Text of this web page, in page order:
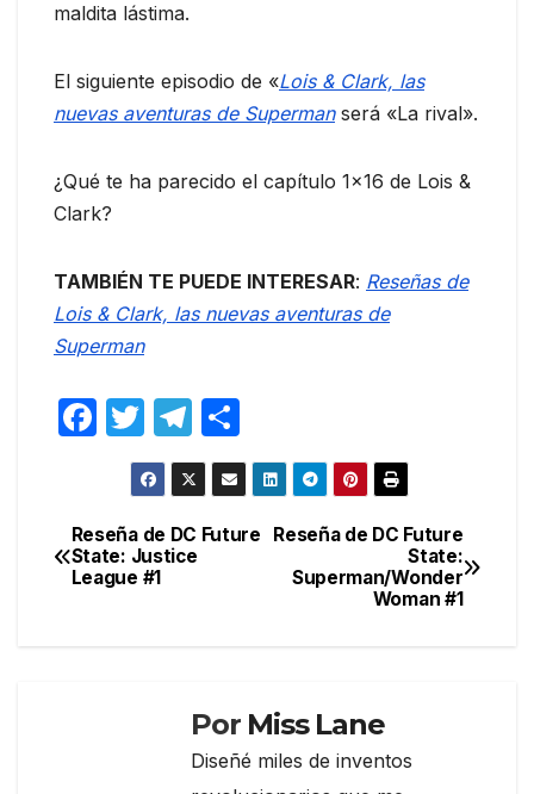
maldita lástima.
El siguiente episodio de «Lois & Clark, las
nuevas aventuras de Supermanserá «La rival».
¿Qué te ha parecido el capítulo 1×16 de Lois &
Clark?
TAMBIÉN TE PUEDE INTERESAR: Reseñas de
Lois & Clark, las nuevas aventuras de
Superman
F
e
b
T
w
itt
er
T
el
e
gr
a
o
m
p
Navegación
de
Reseña de DC Future
State:
Superman/Wonder
Woman #1
Reseña de DC Future
State: Justice
League #1
Por Miss Lane
Diseñé miles de inventos